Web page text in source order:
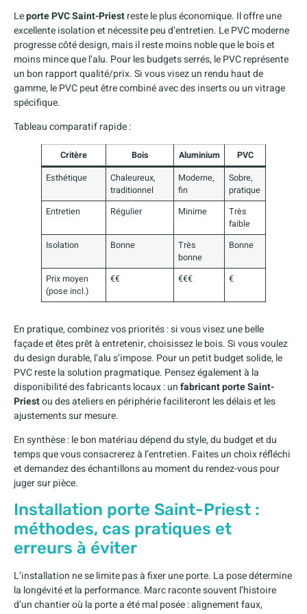
Leporte PVC Saint-Priestreste le plus économique. Il offre une
excellente isolation et nécessite peu d’entretien. Le PVC moderne
progresse côté design, mais il reste moins noble que le bois et
moins mince que l’alu. Pour les budgets serrés, le PVC représente
un bon rapport qualité/prix. Si vous visez un rendu haut de
gamme, le PVC peut être combiné avec des inserts ou un vitrage
spécifique.
Tableau comparatif rapide :
Critère Bois Aluminium
PVC
Esthétique
Chaleureux,
traditionnel
Moderne,
fin
Sobre,
pratique
Entretien
Régulier Minime
Très
faible
Isolation
Bonne
Très
bonne
Bonne
Prix moyen
(pose incl.)
€€ €€€ €
En pratique, combinez vos priorités : si vous visez une belle
façade et êtes prêt à entretenir, choisissez le bois. Si vous voulez
du design durable, l’alu s’impose. Pour un petit budget solide, le
PVC reste la solution pragmatique. Pensez également à la
disponibilité des fabricants locaux : unfabricant porte Saint-
Priestou des ateliers en périphérie faciliteront les délais et les
ajustements sur mesure.
En synthèse : le bon matériau dépend du style, du budget et du
temps que vous consacrerez à l’entretien. Faites un choix réfléchi
et demandez des échantillons au moment du rendez-vous pour
juger sur pièce.
Installation porte Saint-Priest :
méthodes, cas pratiques et
erreurs à éviter
L’installation ne se limite pas à fixer une porte. La pose détermine
la longévité et la performance. Marc raconte souvent l’histoire
d’un chantier où la porte a été mal posée : alignement faux,